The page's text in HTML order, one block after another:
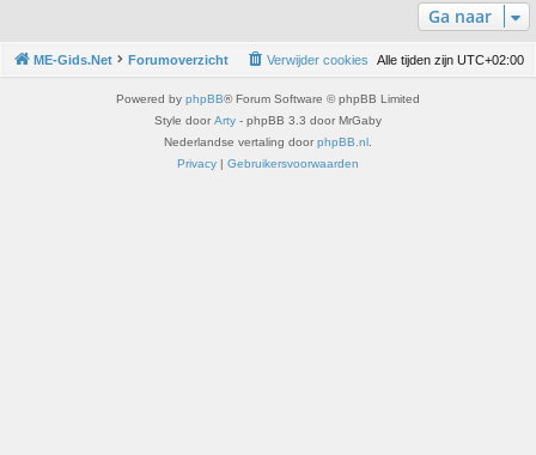
Ga naar
ME-Gids.Net Forumoverzicht Alle tijden zijn UTC+02:00
Verwijder cookies
Powered by phpBB® Forum Software © phpBB Limited
Style door Arty - phpBB 3.3 door MrGaby
Nederlandse vertaling door phpBB.nl
Privacy | Gebruikersvoorwaarden